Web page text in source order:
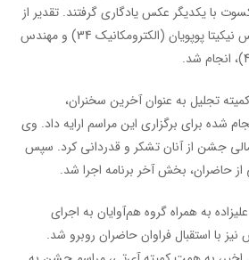
با یکدیگر عکس یادگاری گرفتند. تقدیر از
پیشکسوتان با حضور مهندس نیکیتا پوپویان (الکترومکانیک 34) و مهندس
تجلیل به عنوان آخرین سخنران،
شده برای برگزاری این مراسم ارایه داد. وی
جشن از آنان تشکر و قدردانی کرد. سپس
از حاضران، بخش آخر برنامه اجرا شد.
به همراه گروه هم‌آوایان به اجرای
با استقبال فراوان حاضران روبرو شد.